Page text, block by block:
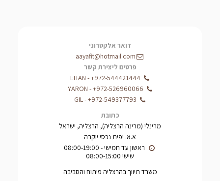
דואר אלקטרוני
aayafit@hotmail.com
פרטים ליצירת קשר
+972-544421444
-
EITAN
+972-526960066
-
YARON
+972-549377793
-
GIL
כתובת
מרינלי (מרינה הרצליה), הרצליה, ישראל
א.א. יפית נכסי יוקרה
שישי 08:00-15:00
משרד תיווך בהרצליה פיתוח והסביבה